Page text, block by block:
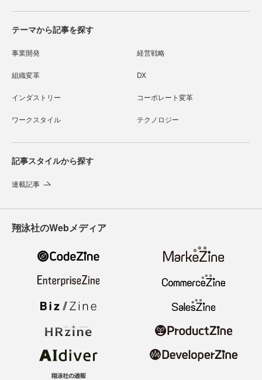
テーマから記事を探す
事業開発 経営戦略
組織変革 DX
インダストリー コーポレート変革
ワークスタイル テクノロジー
記事スタイルから探す
連載記事
翔泳社のWebメディア